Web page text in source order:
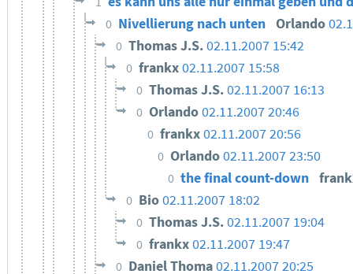
0 Nivellierung nach unten Orlando
0 Thomas J.S.02.11.2007 15:42
0 frankx02.11.2007 15:58
0 Thomas J.S.02.11.2007 16:13
0 Orlando02.11.2007 20:46
0 frankx02.11.2007 20:56
0 Orlando02.11.2007 23:50
0 the final count-down
0 Bio02.11.2007 18:02
0 Thomas J.S.02.11.2007 19:04
0 frankx02.11.2007 19:47
0 Daniel Thoma02.11.2007 20:25